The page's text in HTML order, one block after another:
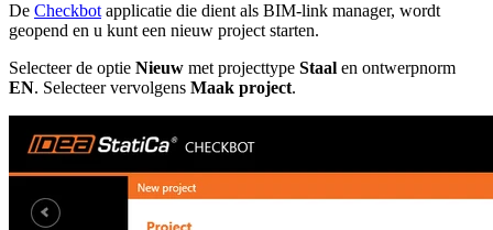
De Checkbot applicatie die dient als BIM-link manager, wordt
geopend en u kunt een nieuw project starten.
Selecteer de optie Nieuw met projecttype Staal en ontwerpnorm
EN. Selecteer vervolgens Maak project.